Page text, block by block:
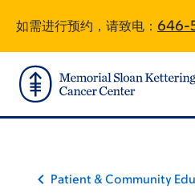
main
content
footer
如需进行预约，请致电： 646-
Patient & Community